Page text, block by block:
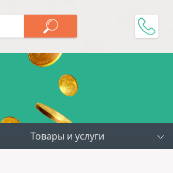
Товары и услуги